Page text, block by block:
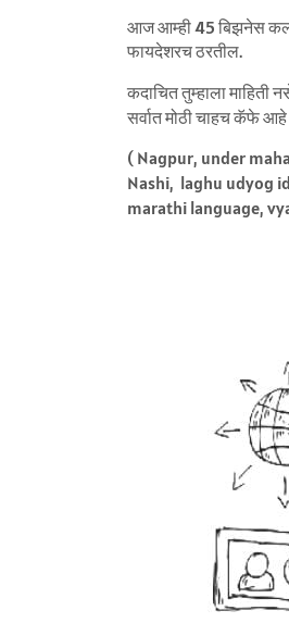
आज आम्ही 45 बिझनेस
फायदेशरच ठरतील.
कदाचित तुम्हाला
सर्वात मोठी चाहच कॅफे आहे
( Nagpur, under
Nashi, laghu udyog
marathi language,